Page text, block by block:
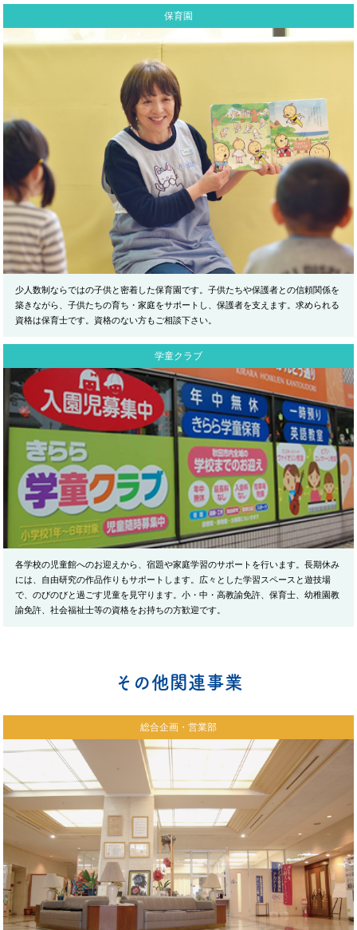
保育園
少人数制ならではの子供と密着した保育園です。子供たちや保護者との信頼関係を
築きながら、子供たちの育ち・家庭をサポートし、保護者を支えます。求められる
資格は保育士です。資格のない方もご相談下さい。
学童クラブ
各学校の児童館へのお迎えから、宿題や家庭学習のサポートを行います。長期休み
には、自由研究の作品作りもサポートします。広々とした学習スペースと遊技場
で、のびのびと過ごす児童を見守ります。小・中・高教諭免許、保育士、幼稚園教
諭免許、社会福祉士等の資格をお持ちの方歓迎です。
その他関連事業
総合企画・営業部